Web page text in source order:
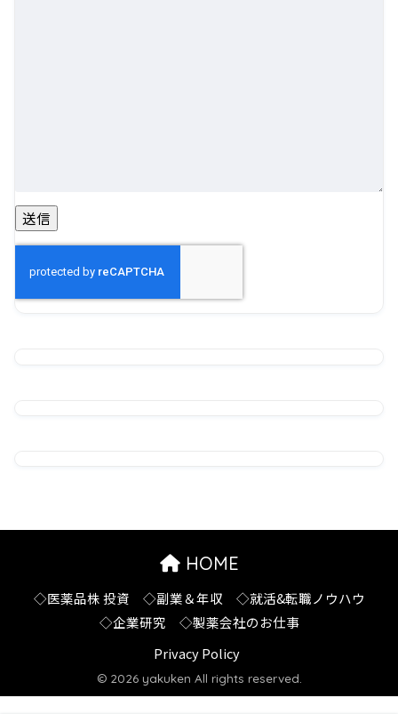
HOME
◇医薬品株 投資 ◇副業＆年収
◇就活&転職ノウハウ
◇企業研究
◇製薬会社のお仕事
Privacy Policy
© 2026 yakuken All rights reserved.